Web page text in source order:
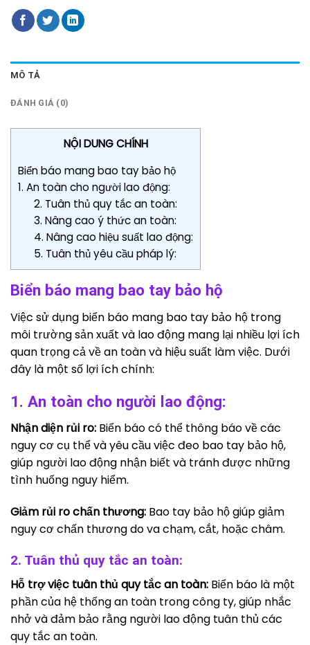
MÔ TẢ
ĐÁNH GIÁ (0)
NỘI DUNG CHÍNH
Biển báo mang bao tay bảo hộ
1. An toàn cho người lao động:
2. Tuân thủ quy tắc an toàn:
3. Nâng cao ý thức an toàn:
4. Nâng cao hiệu suất lao động:
5. Tuân thủ yêu cầu pháp lý:
Biển báo mang bao tay bảo hộ
Việc sử dụng biển báo mang bao tay bảo hộ trong
môi trường sản xuất và lao động mang lại nhiều lợi ích
quan trọng cả về an toàn và hiệu suất làm việc. Dưới
đây là một số lợi ích chính:
1. An toàn cho người lao động:
Nhận diện rủi ro: Biển báo có thể thông báo về các
nguy cơ cụ thể và yêu cầu việc đeo bao tay bảo hộ,
giúp người lao động nhận biết và tránh được những
tình huống nguy hiểm.
Giảm rủi ro chấn thương: Bao tay bảo hộ giúp giảm
nguy cơ chấn thương do va chạm, cắt, hoặc châm.
2. Tuân thủ quy tắc an toàn:
Hỗ trợ việc tuân thủ quy tắc an toàn: Biển báo là một
phần của hệ thống an toàn trong công ty, giúp nhắc
nhở và đảm bảo rằng người lao động tuân thủ các
quy tắc an toàn.